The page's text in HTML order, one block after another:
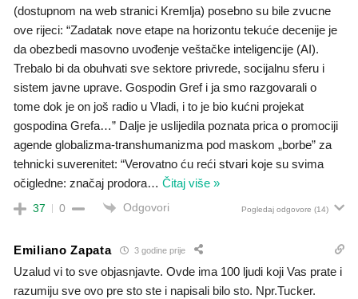
(dostupnom na web stranici Kremlja) posebno su bile zvucne
ove rijeci: “Zadatak nove etape na horizontu tekuće decenije je
da obezbedi masovno uvođenje veštačke inteligencije (AI).
Trebalo bi da obuhvati sve sektore privrede, socijalnu sferu i
sistem javne uprave. Gospodin Gref i ja smo razgovarali o
tome dok je on još radio u Vladi, i to je bio kućni projekat
gospodina Grefa…” Dalje je uslijedila poznata prica o promociji
agende globalizma-transhumanizma pod maskom „borbe” za
tehnicki suverenitet: “Verovatno ću reći stvari koje su svima
očigledne: značaj prodora… Čitaj više »
37 0 Odgovori Pogledaj odgovore (14)
Emiliano Zapata 3 godine prije
Uzalud vi to sve objasnjavte. Ovde ima 100 ljudi koji Vas prate i
razumiju sve ovo pre sto ste i napisali bilo sto. Npr.Tucker.